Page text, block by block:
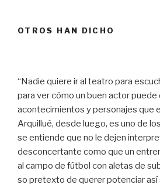
OTROS HAN DICHO
“Nadie quiere ir al teatro para
para ver cómo un buen actor puede
acontecimientos y personajes que
Arquillué, desde luego, es uno de
se entiende que no le dejen
desconcertante como que un
al campo de fútbol con aletas de
so pretexto de querer potenciar así